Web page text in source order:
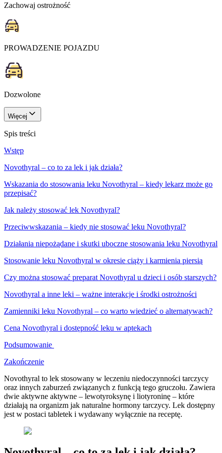
Zachowaj ostrożność
PROWADZENIE POJAZDU
Dozwolone
Więcej
Spis treści
Wstęp
Novothyral – co to za lek i jak działa?
Wskazania do stosowania leku Novothyral – kiedy lekarz może go
przepisać?
Jak należy stosować lek Novothyral?
Przeciwwskazania – kiedy nie stosować leku Novothyral?
Działania niepożądane i skutki uboczne stosowania leku Novothyral
Stosowanie leku Novothyral w okresie ciąży i karmienia piersią
Czy można stosować preparat Novothyral u dzieci i osób starszych?
Novothyral a inne leki – ważne interakcje i środki ostrożności
Zamienniki leku Novothyral – co warto wiedzieć o alternatywach?
Cena Novothyral i dostępność leku w aptekach
Podsumowanie
Zakończenie
Novothyral to lek stosowany w leczeniu niedoczynności tarczycy
oraz innych zaburzeń związanych z funkcją tego gruczołu. Zawiera
dwie aktywne aktywne – lewotyroksynę i liotyroninę – które
działają na organizm jak naturalne hormony tarczycy. Lek dostępny
jest w postaci tabletek i wydawany wyłącznie na receptę.